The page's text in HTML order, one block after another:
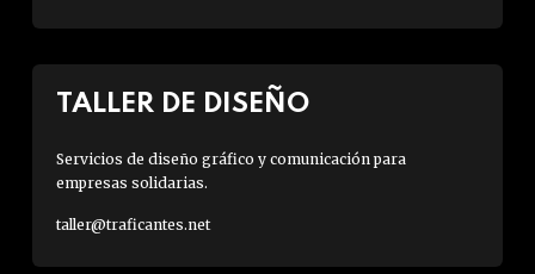
TALLER DE DISEÑO
Servicios de diseño gráfico y comunicación para
empresas solidarias.
taller@traficantes.net